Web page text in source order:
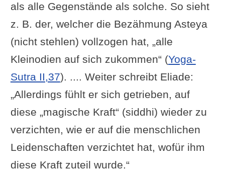
als alle Gegenstände als solche. So sieht
z. B. der, welcher die Bezähmung Asteya
(nicht stehlen) vollzogen hat, „alle
Kleinodien auf sich zukommen“ (Yoga-
Sutra II,37). .... Weiter schreibt Eliade:
„Allerdings fühlt er sich getrieben, auf
diese „magische Kraft“ (siddhi) wieder zu
verzichten, wie er auf die menschlichen
Leidenschaften verzichtet hat, wofür ihm
diese Kraft zuteil wurde.“